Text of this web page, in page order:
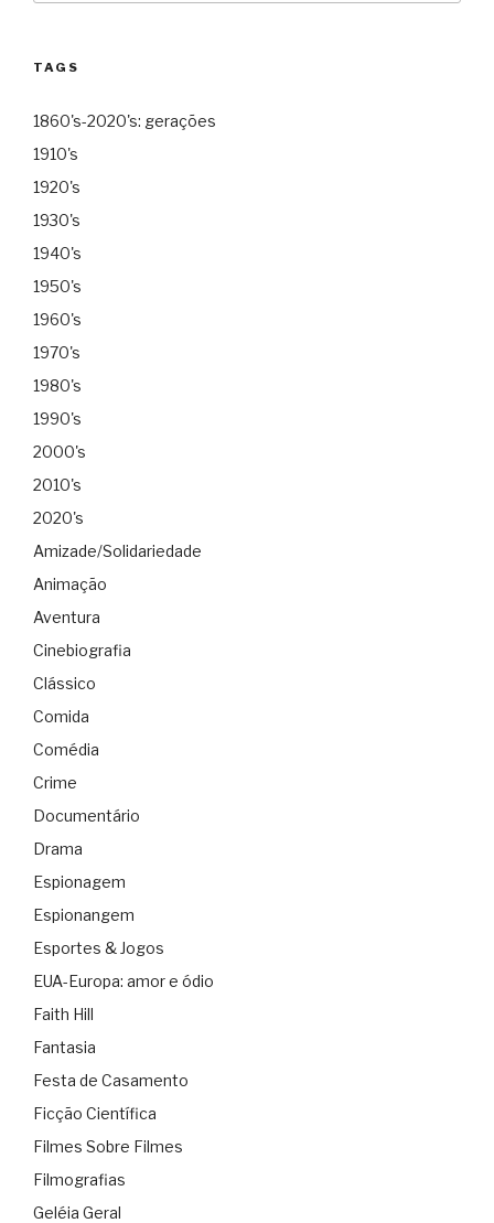
TAGS
1860's-2020's: gerações
1910's
1920's
1930's
1940's
1950's
1960's
1970's
1980's
1990's
2000's
2010's
2020's
Amizade/Solidariedade
Animação
Aventura
Cinebiografia
Clássico
Comida
Comédia
Crime
Documentário
Drama
Espionagem
Espionangem
Esportes & Jogos
EUA-Europa: amor e ódio
Faith Hill
Fantasia
Festa de Casamento
Ficção Científica
Filmes Sobre Filmes
Filmografias
Geléia Geral